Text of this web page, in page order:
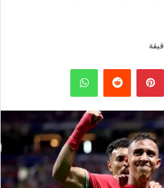
بينتيريست واتساب